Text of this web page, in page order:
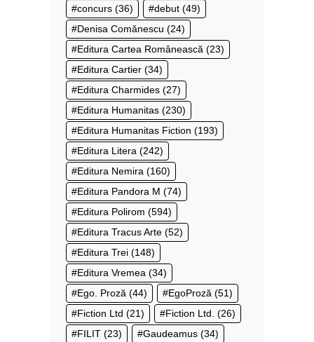
concurs (36) debut (49)
Denisa Comănescu (24)
Editura Cartea Românească (23)
Editura Cartier (34)
Editura Charmides (27)
Editura Humanitas (230)
Editura Humanitas Fiction (193)
Editura Litera (242)
Editura Nemira (160)
Editura Pandora M (74)
Editura Polirom (594)
Editura Tracus Arte (52)
Editura Trei (148)
Editura Vremea (34)
Ego. Proză (44) EgoProză (51)
Fiction Ltd (21) Fiction Ltd. (26)
FILIT (23) Gaudeamus (34)